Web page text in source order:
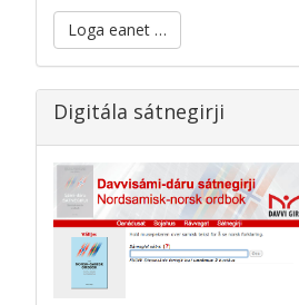
Loga eanet …
Digitála sátnegirji